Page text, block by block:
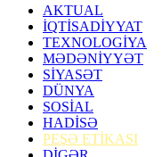
AKTUAL
İQTİSADİYYAT
TEXNOLOGİYA
MƏDƏNİYYƏT
SİYASƏT
DÜNYA
SOSİAL
HADİSƏ
PEŞƏ ETİKASI